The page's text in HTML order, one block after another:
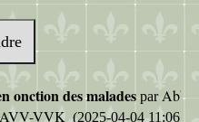
onction des maladespar Abbé
AVV-VVK (2025-04-04